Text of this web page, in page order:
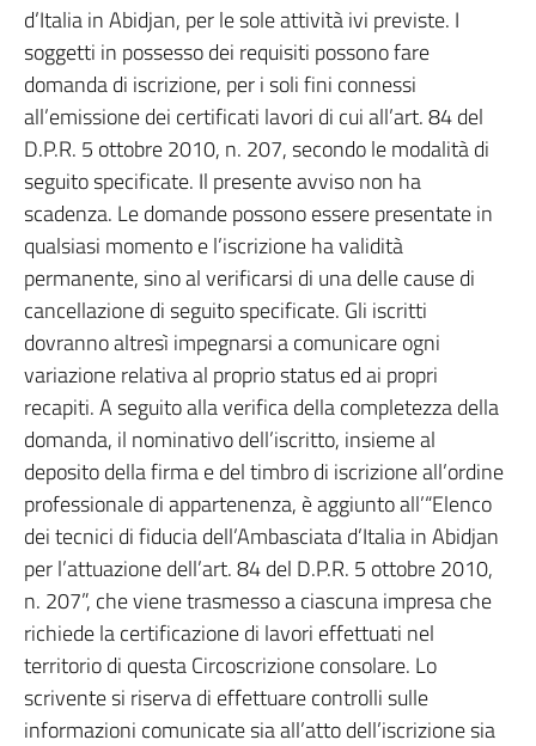
d’Italia in Abidjan, per le sole attività ivi previste. I
soggetti in possesso dei requisiti possono fare
domanda di iscrizione, per i soli fini connessi
all’emissione dei certificati lavori di cui all’art. 84 del
D.P.R. 5 ottobre 2010, n. 207, secondo le modalità di
seguito specificate. Il presente avviso non ha
scadenza. Le domande possono essere presentate in
qualsiasi momento e l’iscrizione ha validità
permanente, sino al verificarsi di una delle cause di
cancellazione di seguito specificate. Gli iscritti
dovranno altresì impegnarsi a comunicare ogni
variazione relativa al proprio status ed ai propri
recapiti. A seguito alla verifica della completezza della
domanda, il nominativo dell’iscritto, insieme al
deposito della firma e del timbro di iscrizione all’ordine
professionale di appartenenza, è aggiunto all’“Elenco
dei tecnici di fiducia dell’Ambasciata d’Italia in Abidjan
per l’attuazione dell’art. 84 del D.P.R. 5 ottobre 2010,
n. 207”, che viene trasmesso a ciascuna impresa che
richiede la certificazione di lavori effettuati nel
territorio di questa Circoscrizione consolare. Lo
scrivente si riserva di effettuare controlli sulle
informazioni comunicate sia all’atto dell’iscrizione sia